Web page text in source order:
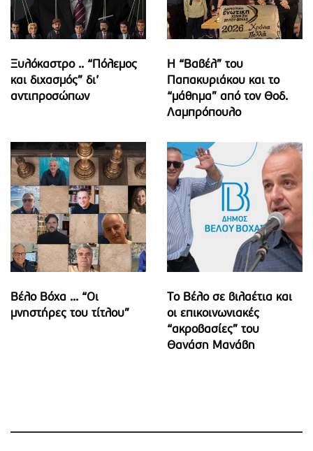
Ξυλόκαστρο .. “Πόλεμος
και διχασμός” δι’
αντιπροσώπων
Η “Βαβέλ” του
Παπακυριάκου και το
“μάθημα” από τον Θοδ.
Λαμπρόπουλο
Βέλο Βόχα ... “Οι
μνηστήρες του τίτλου”
Το Βέλο σε βιλαέτια και
οι επικοινωνιακές
“ακροβασίες” του
Θανάση Μανάβη